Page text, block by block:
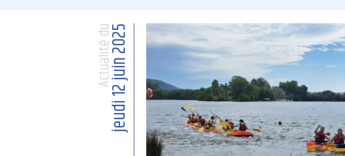
Actualité dujeudi 12 juin 2025